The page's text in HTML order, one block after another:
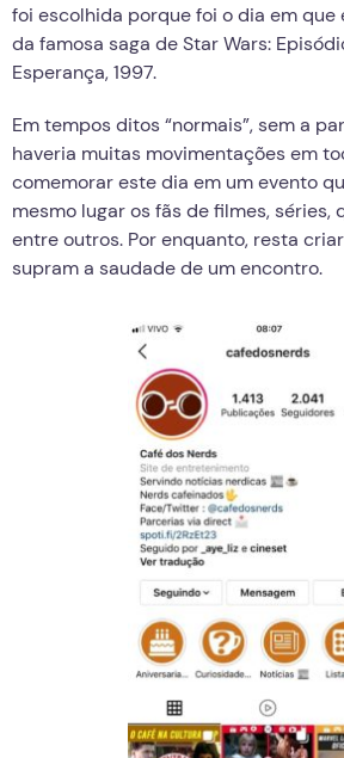
foi escolhida porque foi o dia em que
da famosa saga de Star Wars:
Esperança, 1997.
Em tempos ditos “normais”, sem a
haveria muitas movimentações em
comemorar este dia em um evento
mesmo lugar os fãs de filmes, séries,
entre outros. Por enquanto, resta
supram a saudade de um encontro.